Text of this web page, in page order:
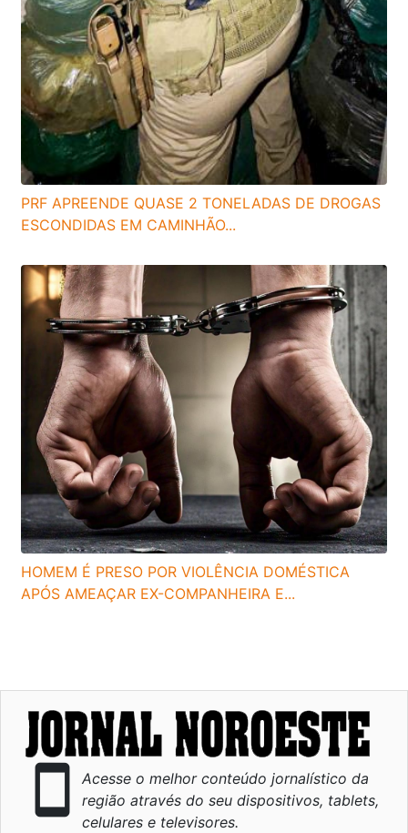
PRF APREENDE QUASE 2 TONELADAS DE DROGAS
ESCONDIDAS EM CAMINHÃO...
HOMEM É PRESO POR VIOLÊNCIA DOMÉSTICA
APÓS AMEAÇAR EX-COMPANHEIRA E...
smartphone
Acesse o melhor conteúdo jornalístico da
região através do seu dispositivos, tablets,
celulares e televisores.